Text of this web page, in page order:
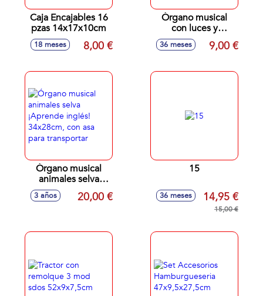
Caja Encajables 16
pzas 14x17x10cm
18 meses 8,00 €
Órgano musical
con luces y
sonidos, colores
sdos 35x14cm
36 meses 9,00 €
Órgano musical
animales selva
¡Aprende inglés!
34x28cm, con asa
3 años 20,00 €
15
36 meses 14,95 €
15,00 €